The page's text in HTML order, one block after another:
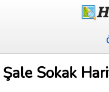
Şale Sokak